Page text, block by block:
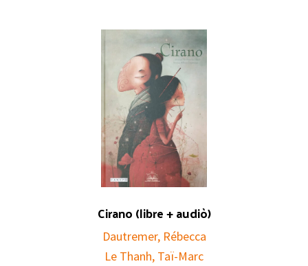
Cirano (libre + audiò)
Dautremer, Rébecca
Le Thanh, Taï-Marc